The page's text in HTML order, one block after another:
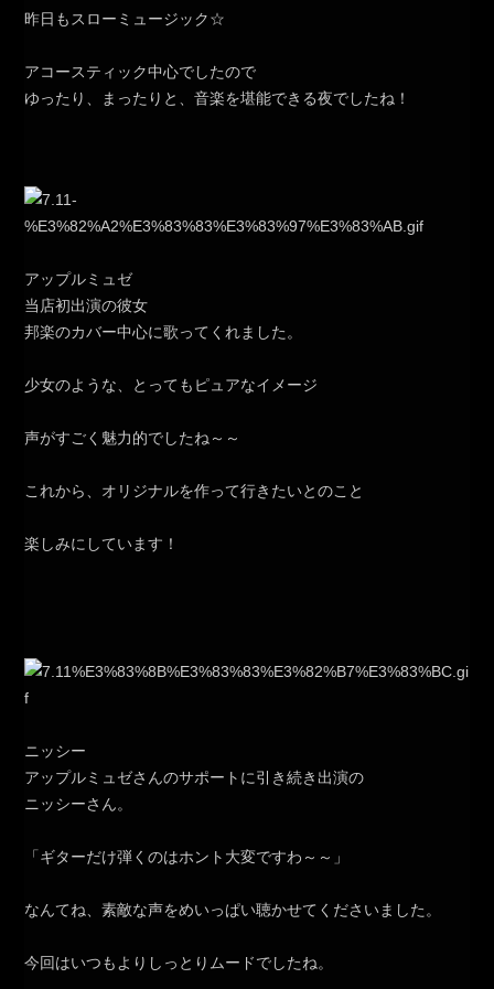
昨日もスローミュージック☆
アコースティック中心でしたので
ゆったり、まったりと、音楽を堪能できる夜でしたね！
アップルミュゼ
当店初出演の彼女
邦楽のカバー中心に歌ってくれました。
少女のような、とってもピュアなイメージ
声がすごく魅力的でしたね～～
これから、オリジナルを作って行きたいとのこと
楽しみにしています！
ニッシー
アップルミュゼさんのサポートに引き続き出演の
ニッシーさん。
「ギターだけ弾くのはホント大変ですわ～～」
なんてね、素敵な声をめいっぱい聴かせてくださいました。
今回はいつもよりしっとりムードでしたね。